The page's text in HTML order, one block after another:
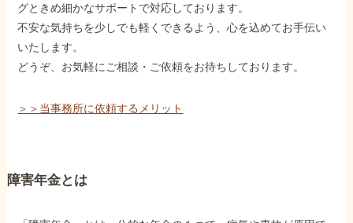
グときめ細かなサポートで対応しております。
不安な気持ちを少しでも軽くできるよう、心を込めてお手伝い
いたします。
どうぞ、お気軽にご相談・ご依頼をお待ちしております。
＞＞当事務所に依頼するメリット
障害年金とは